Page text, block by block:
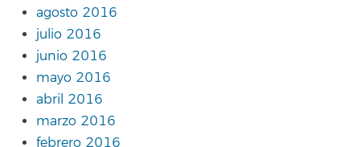
agosto 2016
julio 2016
junio 2016
mayo 2016
abril 2016
marzo 2016
febrero 2016